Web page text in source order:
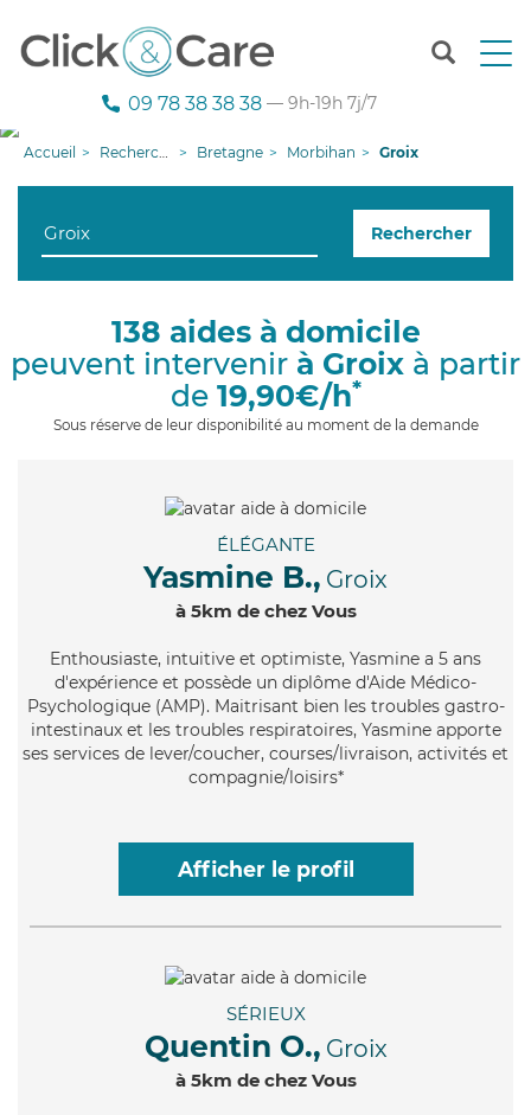
T
n
g
i
09 78 38 38 38 — 9h-19h 7j/7
Accueil Recherche aide à domicile Bretagne Morbihan Groix
Rechercher
138 aides à domicile
peuvent intervenir à Groix à partir
de 19,90€/h*
Sous réserve de leur disponibilité au moment de la demande
ÉLÉGANTE
Yasmine B., Groix
à 5km de chez Vous
Enthousiaste, intuitive et optimiste, Yasmine a 5 ans
d'expérience et possède un diplôme d'Aide Médico-
Psychologique (AMP). Maitrisant bien les troubles gastro-
intestinaux et les troubles respiratoires, Yasmine apporte
ses services de lever/coucher, courses/livraison, activités et
compagnie/loisirs*
Afficher le profil
SÉRIEUX
Quentin O., Groix
à 5km de chez Vous